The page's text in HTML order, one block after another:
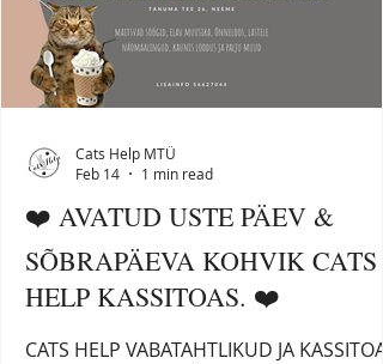
ka kaasa ostmiseks! Sooja toidu valikus
paljude lemmikud – b
❤️ AVATUD USTE PÄEV &
SÕBRAPÄEVA KOHVIK CATS
HELP KASSITOAS. ❤️
CATS HELP VABATAHTLIKUD JA KASSITOA
Cats Help MTÜ
Feb 14
1 min read